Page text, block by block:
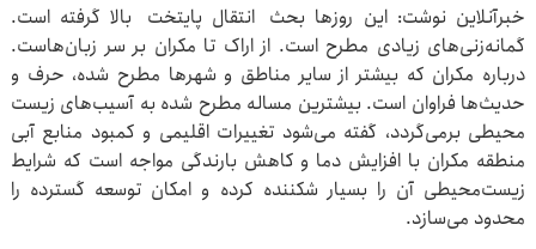
خبرآنلاین نوشت: این روزها بحث انتقال پایتخت بالا گرفته است.
گمانه‌زنی‌های زیادی مطرح است. از اراک تا مکران بر سر زبان‌هاست.
درباره مکران که بیشتر از سایر مناطق و شهرها مطرح شده، حرف و
حدیث‌ها فراوان است. بیشترین مساله مطرح شده به آسیب‌های زیست
محیطی برمی‌گردد، گفته می‌شود تغییرات اقلیمی و کمبود منابع آبی
منطقه مکران با افزایش دما و کاهش بارندگی مواجه است که شرایط
زیست‌محیطی آن را بسیار شکننده کرده و امکان توسعه گسترده را
محدود می‌سازد.